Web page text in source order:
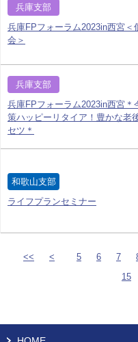
兵庫支部
兵庫FPフォーラム2023in西宮＜
会＞
兵庫支部
兵庫FPフォーラム2023in西宮＊
策ハッピーリタイア！豊かな老
セツ＊
和歌山支部
ライフプランセミナー
<< < 5 6 7
15